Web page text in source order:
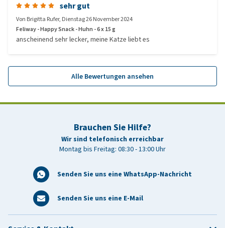
sehr gut
Von Brigitta Rufer, Dienstag 26 November 2024
Feliway - Happy Snack - Huhn - 6 x 15 g
anscheinend sehr lecker, meine Katze liebt es
Alle Bewertungen ansehen
Brauchen Sie Hilfe?
Wir sind telefonisch erreichbar
Montag bis Freitag: 08:30 - 13:00 Uhr
Senden Sie uns eine WhatsApp-Nachricht
Senden Sie uns eine E-Mail